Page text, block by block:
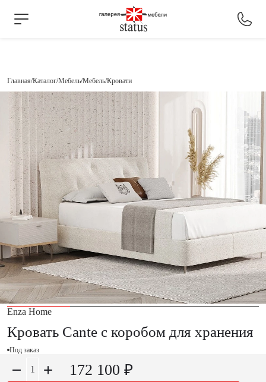
Главная Каталог Мебель Мебель Кровати
Enza Home
Кровать Cante с коробом для хранения
Под заказ
172 100 ₽